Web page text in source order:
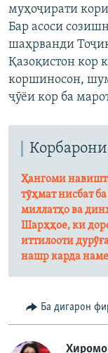
муҳоҷирати
Бар асоси
шаҳрванди
Қазоқистон кор
коршиносон,
ҷӯёи кор ба
Ҳангоми
тӯҳмат нисбат
миллатҳо ва
Шарҳҳое, ки
иттилооти
нашр карда
Ба дигарон